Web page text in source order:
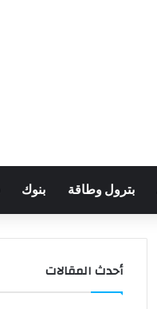
بترول وطاقة بنوك
أحدث المقالات